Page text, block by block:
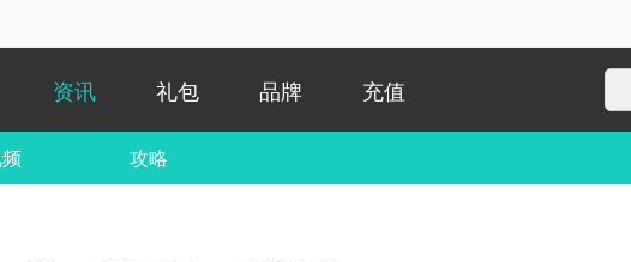
资讯 礼包 品牌 充值
攻略